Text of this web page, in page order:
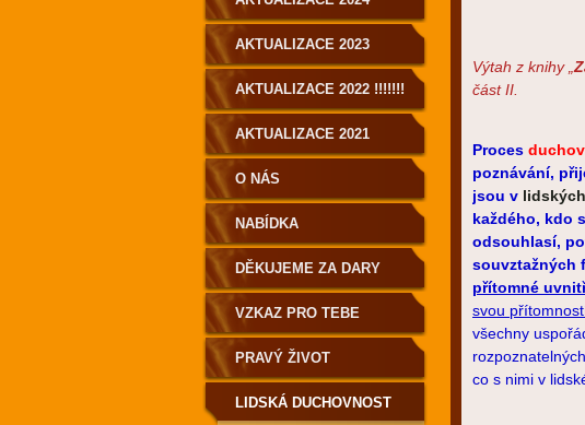
Výtah z knihy „
část II.
Proces
poznávání,
jsou v
každého, kdo
odsouhlasí,
souvztažných
přítomné
svou
všechny
co s nimi v
AKTUALIZACE 2023
AKTUALIZACE 2022 !!!!!!!
AKTUALIZACE 2021
O NÁS
NABÍDKA
DĚKUJEME ZA DARY
VZKAZ PRO TEBE
PRAVÝ ŽIVOT
LIDSKÁ DUCHOVNOST